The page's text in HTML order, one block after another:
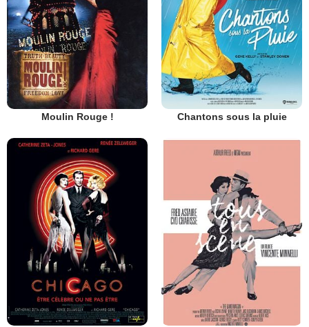
Moulin Rouge ! Chantons sous la pluie